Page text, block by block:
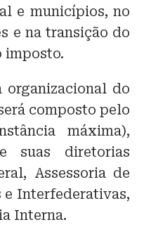
e municípios, no
e na transição do
imposto.
organizacional do
composto pelo
máxima),
suas diretorias
Assessoria de
e Interfederativas,
Interna.